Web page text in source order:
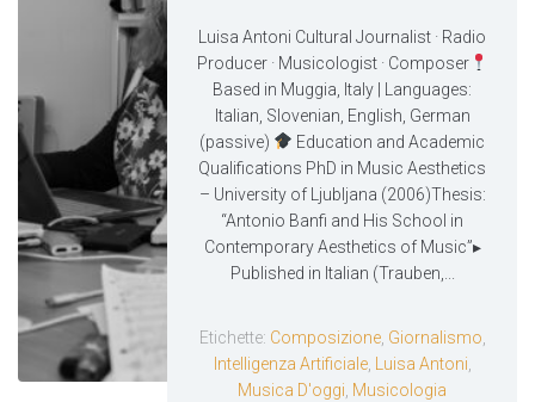
Luisa Antoni Cultural Journalist · Radio
Producer · Musicologist · Composer
Based in Muggia, Italy | Languages:
Italian, Slovenian, English, German
(passive)
Education and Academic
Qualifications PhD in Music Aesthetics
– University of Ljubljana (2006)Thesis:
“Antonio Banfi and His School in
Contemporary Aesthetics of Music”▸
Published in Italian (Trauben,...
Etichette: Composizione, Giornalismo
Intelligenza Artificiale, Luisa Antoni
Musica D'oggi Musicologia